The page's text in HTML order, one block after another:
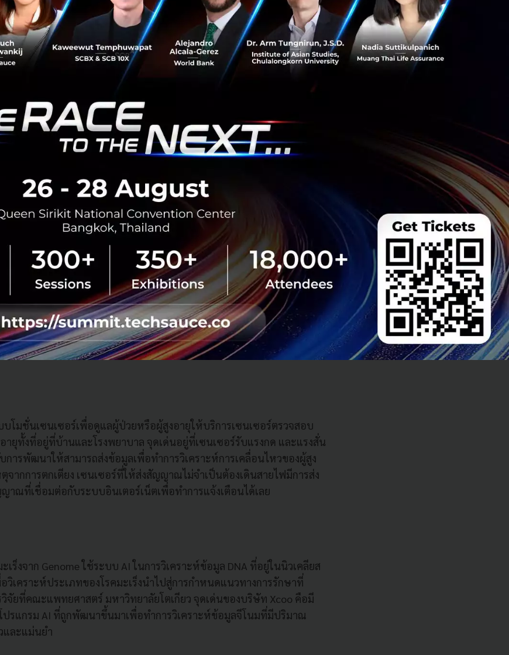
รทำงานที่มี interface ใช้งานง่ายบนสมาร์ทโฟน ให้บริการเครื่องมือ Cloud
มารถให้สมาร์ทโฟนและอุปกรณ์แท็บเล็ต เพื่อสร้างและปรับปรุงคู่มือในการ
รสามารถทำการแชร์ข้อมูลวิธีการทำงานและจุดที่ควรระมัดระวังได้แบบ Real
ให้บริการการพัฒนา Open Source Blockchain เพื่อใช้สำหรับสกุลเงิน
อนพฤษภาคม 2019 บริษัทได้รับการรับรอง Linux Foundation ได้รับเลือก
ห้บริการด้าน Blockchain ของโลก ที่ผ่านมาได้ให้บริการ Blockchain พัฒนา
ระบบการโอนเงินให้กับธนาคารแห่งชาติกัมพูชา
ดออกจาก Genome ก่อตั้งโดยกลุ่มนักนักวิจัยจากมหาวิทยาลัยโอซาก้า ทำการ
สำหรับตรวจโรคไข้เลือดออกจากชุดของ DNA ที่บรรจุอยู่ในนิวเคลียสของ
มือนี้สามารถตรวจสอบได้แม่นยำ โดยทำการเก็บข้อมูลจีโนมของเชื้อไข้เลือด
ประสงค์เพื่อให้ทราบการติดเชื้อไข้เลือดออกได้อย่างทันท่วงที เพื่อทำการ
ยค่าใช้จ่ายในการตรวจที่ไม่สูงมากเข้าถึงกลุ่มคนได้ง่าย
บโมชั่นเซนเซอร์เพื่อดูแลผู้ป่วยหรือผู้สูงอายุให้บริการเซนเซอร์ตรวจสอบ
ายุทั้งที่อยู่ที่บ้านและโรงพยาบาล จุดเด่นอยู่ที่เซนเซอร์รับแรงกด และแรงสั่น
การพัฒนาให้สามารถส่งข้อมูลเพื่อทำการวิเคราะห์การเคลื่อนไหวของผู้สูง
จากการตกเตียง เซนเซอร์ที่ให้ส่งสัญญาณไม่จำเป็นต้องเดินสายไฟมีการส่ง
าณที่เชื่อมต่อกับระบบอินเตอร์เน็ตเพื่อทำการแจ้งเตือนได้เลย
เร็งจาก Genome ใช้ระบบ AI ในการวิเคราะห์ข้อมูล DNA ที่อยู่ในนิวเคลียส
วิเคราะห์ประเภทของโรคมะเร็งนำไปสู่การกำหนดแนวทางการรักษาที่
จัยที่คณะแพทยศาสตร์ มหาวิทยาลัยโตเกียว จุดเด่นของบริษัท Xcoo คือมี
ปรแกรม AI ที่ถูกพัฒนาขึ้นมาเพื่อทำการวิเคราะห์ข้อมูลจีโนมที่มีปริมาณ
และแม่นยำ